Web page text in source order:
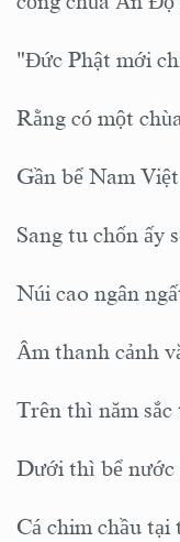
"Đức Phật mới
Rằng có một
Gần bể Nam
Sang tu chốn ấy
Núi cao ngân
Âm thanh cảnh
Trên thì năm sắc
Dưới thì bể nước
Cá chim chầu tại